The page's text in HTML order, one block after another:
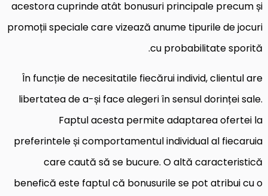
acestora cuprinde atât bonusuri principale precum și
promoții speciale care vizează anume tipurile de jocuri
cu probabilitate sporită.
În funcție de necesitatile fiecărui individ, clientul are
libertatea de a-și face alegeri în sensul dorinței sale.
Faptul acesta permite adaptarea ofertei la
preferintele și comportamentul individual al fiecaruia
care caută să se bucure. O altă caracteristică
benefică este faptul că bonusurile se pot atribui cu o